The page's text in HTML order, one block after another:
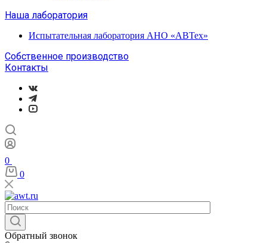
Наша лаборатория
Испытательная лаборатория АНО «АВТех»
Собственное производство
Контакты
0
0
Обратный звонок